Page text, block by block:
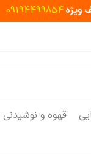
ویژه09194499854
قهوه و نوشیدنی